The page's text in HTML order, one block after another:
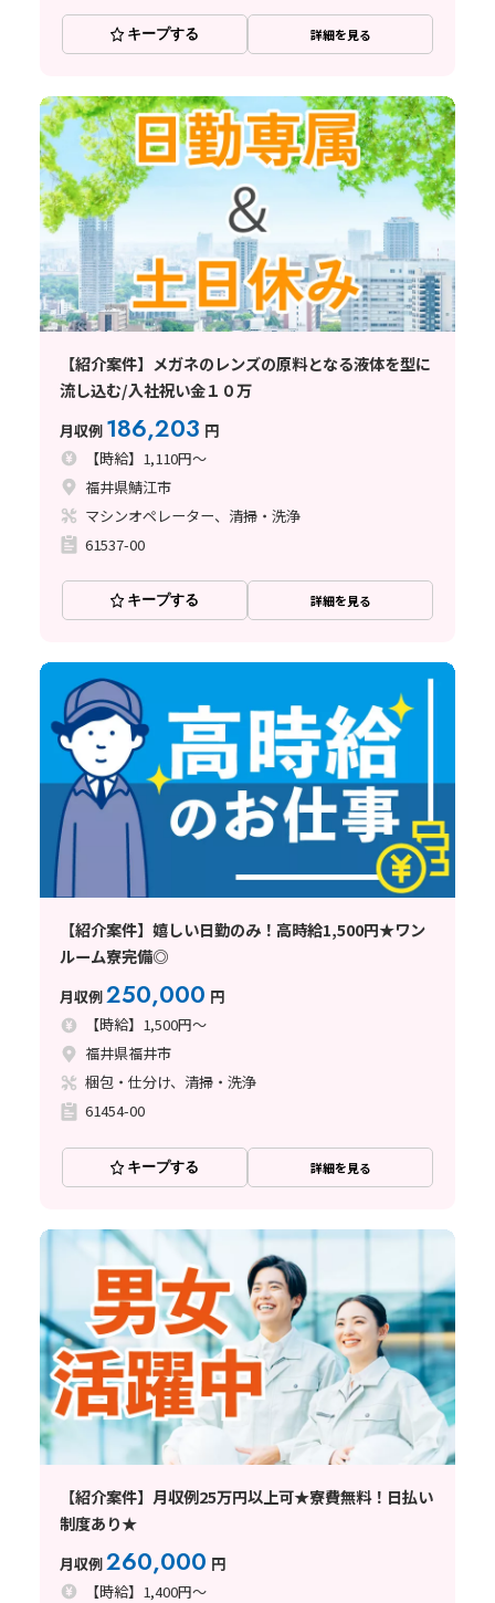
キープする 詳細を見る
【紹介案件】メガネのレンズの原料となる液体を型に
流し込む/入社祝い金１０万
月収例 186,203 円
【時給】1,110円～
福井県鯖江市
マシンオペレーター、清掃・洗浄
61537-00
キープする 詳細を見る
【紹介案件】嬉しい日勤のみ！高時給1,500円★ワン
ルーム寮完備◎
月収例250,000 円
【時給】1,500円～
福井県福井市
梱包・仕分け、清掃・洗浄
61454-00
キープする 詳細を見る
【紹介案件】月収例25万円以上可★寮費無料！日払い
制度あり★
月収例260,000 円
【時給】1,400円～